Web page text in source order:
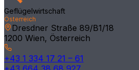
Geflügelwirtschaft
Österreich
Dresdner Straße 89/B1/18
1200 Wien, Österreich
+43 1 334 17 21 – 61